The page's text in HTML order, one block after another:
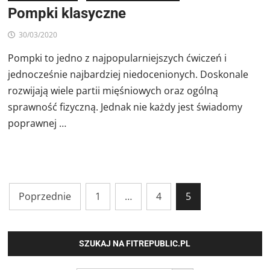
Pompki klasyczne
30/03/2020
Pompki to jedno z najpopularniejszych ćwiczeń i
jednocześnie najbardziej niedocenionych. Doskonale
rozwijają wiele partii mięśniowych oraz ogólną
sprawność fizyczną. Jednak nie każdy jest świadomy
poprawnej …
Stronicowanie
wpisów
Poprzednie 1 … 4 5
SZUKAJ NA FITREPUBLIC.PL